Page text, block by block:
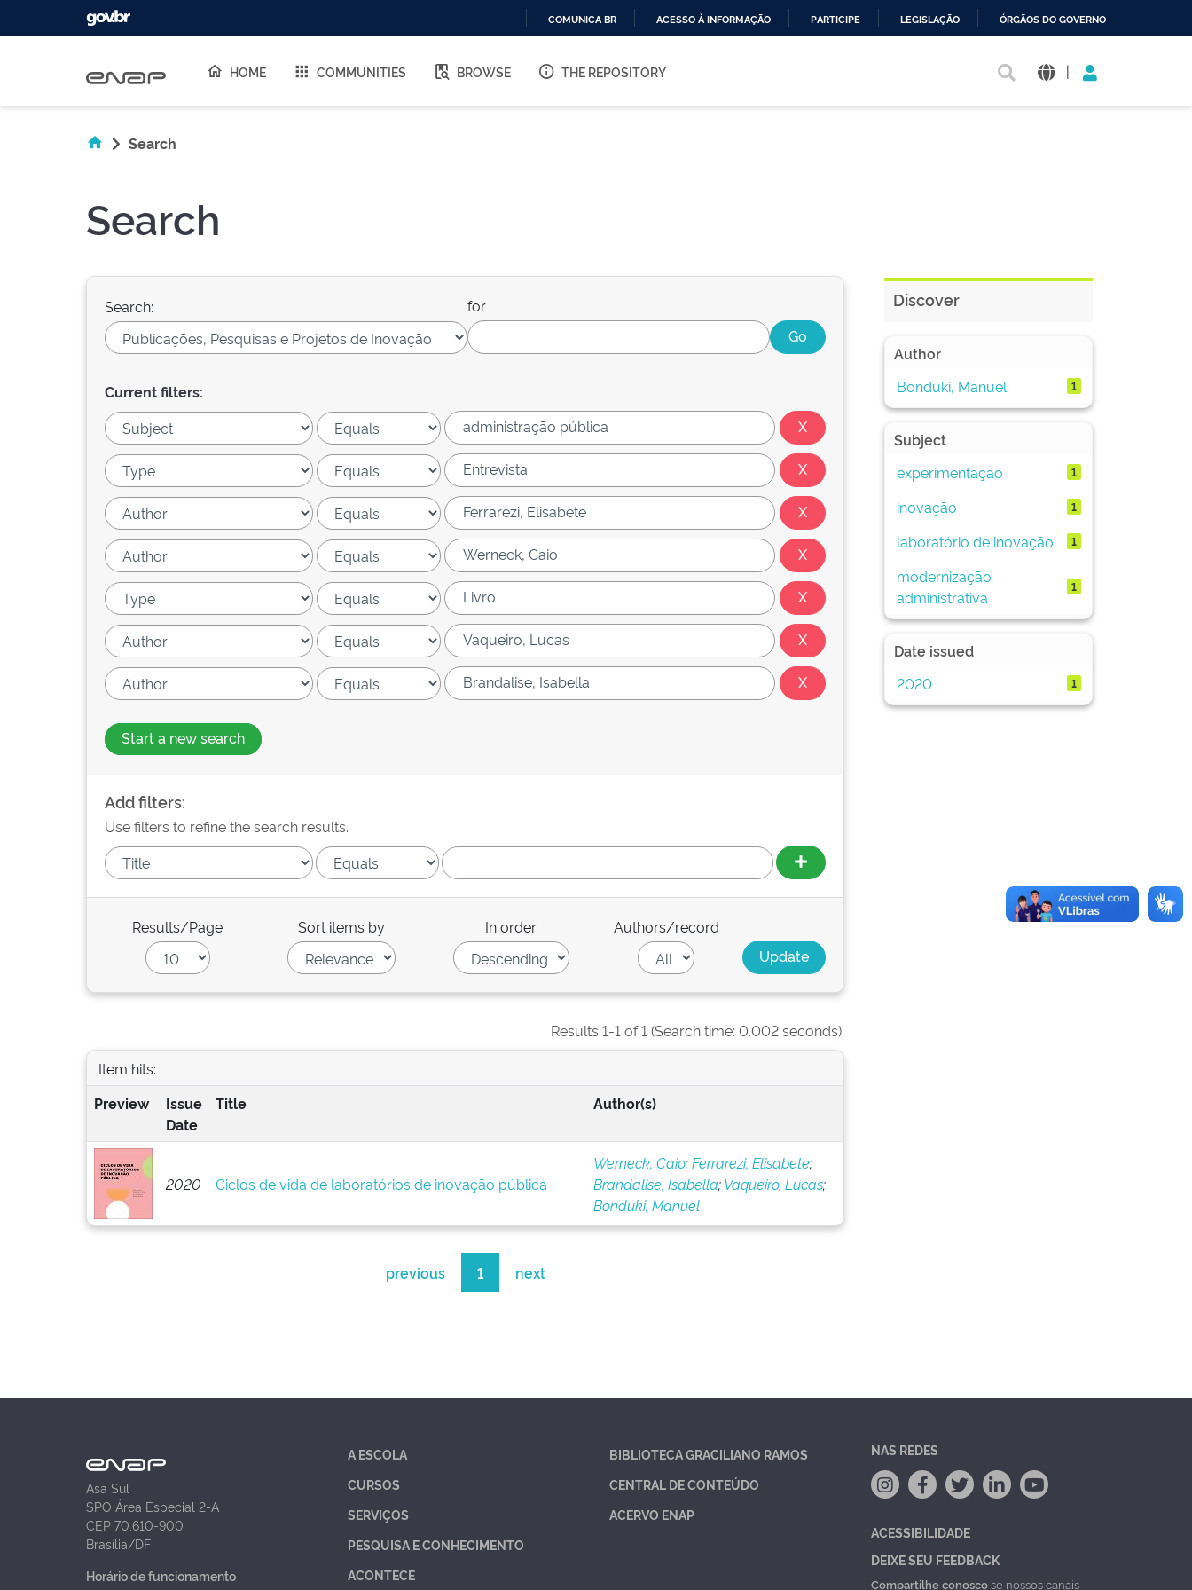
O
COMUNICA BR ACESSO À INFORMAÇÃO PARTICIPE LEGISLAÇÃO ÓRGÃOS DO GOVERNO
HOME COMMUNITIES BROWSE THE REPOSITORY |
Search
Search
Search: for
Current filters:
Start a new search
Add filters:
Use filters to refine the search results.
Results/Page Sort items by In order Authors/record
Results 1-1 of 1 (Search time: 0.002 seconds).
Item hits:
Preview
Issue
Date
Title Author(s)
2020 Ciclos de vida de laboratórios de inovação pública
Werneck, Caio;Ferrarezi, Elisabete;
Brandalise, Isabella;Vaqueiro, Lucas;
Bonduki, Manuel
previous 1 next
Discover
Author
Bonduki, Manuel
1
Subject
experimentação
1
inovação 1
laboratório de inovação 1
modernização
administrativa
1
Date issued
2020
1
Asa Sul
SPO Área Especial 2-A
CEP 70.610-900
Brasília/DF
Horário de funcionamento
A ESCOLA
CURSOS
SERVIÇOS
PESQUISA E CONHECIMENTO
ACONTECE
BIBLIOTECA GRACILIANO RAMOS
CENTRAL DE CONTEÚDO
ACERVO ENAP
NAS REDES
ACESSIBILIDADE
DEIXE SEU FEEDBACK
Compartilhe conoscose nossos canais